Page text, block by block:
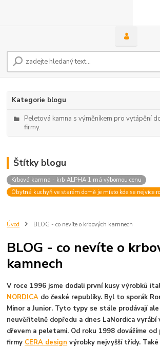
Kategorie blogu
Peletová kamna s výměníkem pro vytápění
firmy.
Štítky blogu
Krbová kamna - krb ALPHA 1 má výbornou cenu
Obytná kuchyň ve starém domě je místo kde se nejvíce
Úvod BLOG - co nevíte o krbových kamnech
BLOG - co nevíte o
kamnech
V roce 1996 jsme dodali první kusy výrobků
NORDICA do české republiky. Byl to sporák
Minor a Junior. Tyto typy se stále prodávají
neuvěřitelně dopředu a dnes LaNordica vyrábí
dřevem a peletami. Od roku 1998 dovážíme
firmy CERA design výrobky nejvyšší třídy.